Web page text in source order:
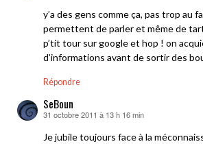
y’a des gens comme ça, pas trop au
permettent de parler et même de
p’tit tour sur google et hop ! on
d’informations avant de sortir des
Répondre
SeBoun
dit :
31 octobre 2011 à 13 h 16 min
Je jubile toujours face à la